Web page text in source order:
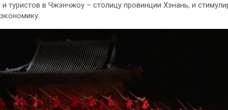
и туристов в Чжэнчжоу – столицу провинции Хэнань, и